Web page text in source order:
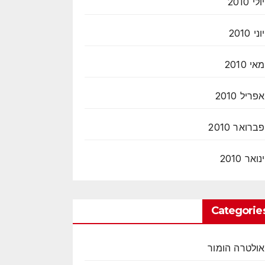
יוני 2010
מאי 2010
אפריל 2010
פברואר 2010
ינואר 2010
אולטרה הומור